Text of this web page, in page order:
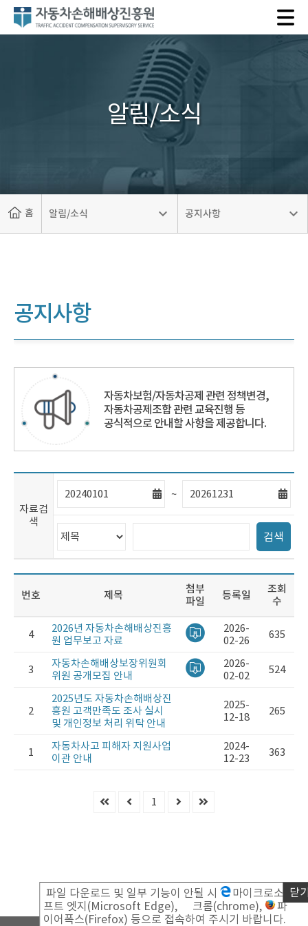
자
알림/소식
홈 알림/소식 공지사항
공지사항
자동차보험/자동차공제 관련 정책변경,
자동차공제조합 관련 교육진행 등
공식적으로 안내할 사항을 제공합니다.
자료검
색
자
료
검
색
시
작
일
~
자
료
검
색
지
막
일
검
색
범
선
검
어
력
검색
번호 제목
첨부
파일
등록일
조회
수
4
2026년 자동차손해배상진흥
원 업무보고 자료
2026-
02-26
635
3
자동차손해배상보장위원회
위원 공개모집 안내
2026-
02-02
524
2
2025년도 자동차손해배상진
흥원 고객만족도 조사 실시
및 개인정보 처리 위탁 안내
2025-
12-18
265
1
자동차사고 피해자 지원사업
이관 안내
2024-
12-23
363
1
파일 다운로드 및 일부 기능이 안될 시
마이크로소
프트 엣지(Microsoft Edge),
크롬(chrome),
파
이어폭스(Firefox) 등으로 접속하여 주시기 바랍니다.
닫